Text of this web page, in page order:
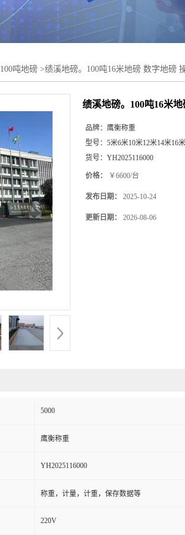
100吨地磅 >绩溪地磅。100吨16米地磅 数字地磅
绩溪地磅。100吨16米
品牌： 鹰衡称重
型号： 5米6米10米12米14米16
货号： YH2025116000
价格： ￥6600/台
发布日期： 2025-10-24
更新日期： 2026-08-06
5000
鹰衡称重
YH2025116000
称重，计量，计重，保存数据等
220V